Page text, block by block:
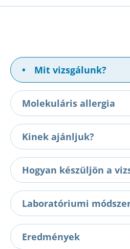
• Mit vizsgálunk?
Molekuláris allergia
Kinek ajánljuk?
Hogyan készüljön a
Laboratóriumi
Eredmények